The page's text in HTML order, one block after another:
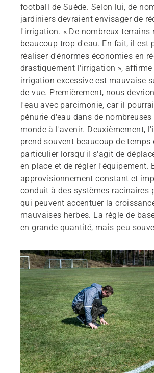
football de Suède. Selon lui, de
jardiniers devraient envisager de
l'irrigation. « De nombreux terrains
beaucoup trop d'eau. En fait, il est
réaliser d'énormes économies en
drastiquement l'irrigation », affirme
irrigation excessive est mauvaise
de vue. Premièrement, nous
l'eau avec parcimonie, car il
pénurie d'eau dans de
monde à l'avenir. Deuxièmement,
prend souvent beaucoup de temps
particulier lorsqu'il s'agit de
en place et de régler l'équipement.
approvisionnement constant et
conduit à des systèmes racinaires
qui peuvent accentuer la
mauvaises herbes. La règle de
en grande quantité, mais peu